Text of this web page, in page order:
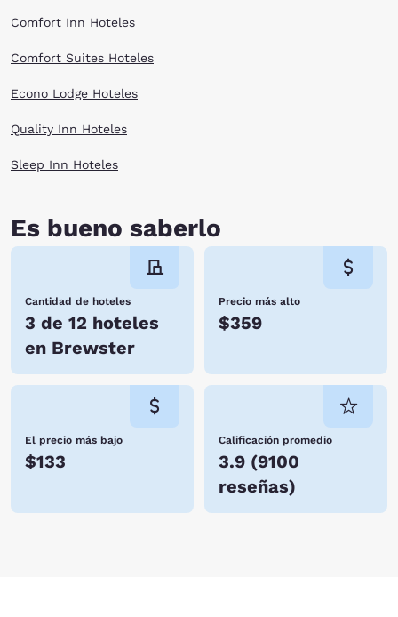
Comfort Inn Hoteles
Comfort Suites Hoteles
Econo Lodge Hoteles
Quality Inn Hoteles
Sleep Inn Hoteles
Es bueno saberlo
Cantidad de hoteles
3 de 12 hoteles
en Brewster
Precio más alto
$359
El precio más bajo
$133
Calificación promedio
3.9 (9100
reseñas)